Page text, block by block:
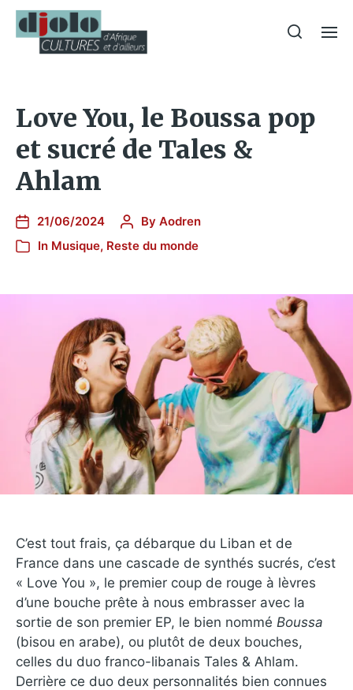
Love You, le Boussa pop
et sucré de Tales &
Ahlam
21/06/2024 By Aodren
In Musique, Reste du monde
C’est tout frais, ça débarque du Liban et de
France dans une cascade de synthés sucrés, c’est
« Love You », le premier coup de rouge à lèvres
d’une bouche prête à nous embrasser avec la
sortie de son premier EP, le bien nommé Boussa
(bisou en arabe), ou plutôt de deux bouches,
celles du duo franco-libanais Tales & Ahlam.
Derrière ce duo deux personnalités bien connues